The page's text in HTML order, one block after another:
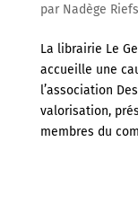
par Nadège
La librairie Le
accueille une
l’association
valorisation,
membres du